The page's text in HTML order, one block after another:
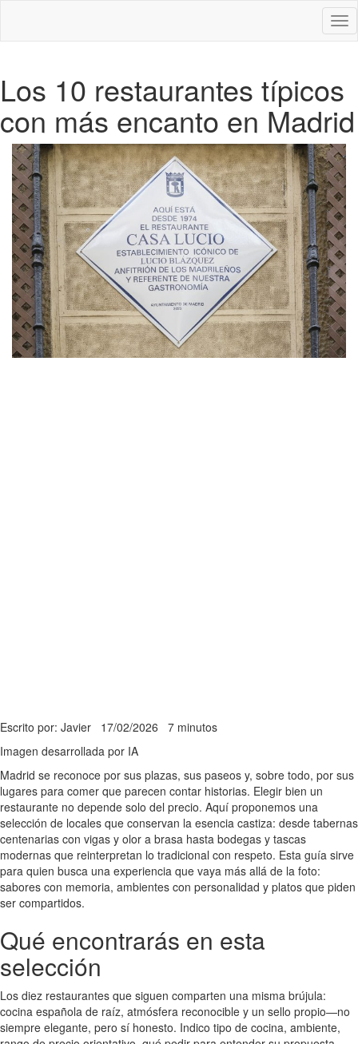
Los 10 restaurantes típicos
con más encanto en Madrid
Escrito por: Javier 17/02/2026 7 minutos
Imagen desarrollada por IA
Madrid se reconoce por sus plazas, sus paseos y, sobre todo, por sus
lugares para comer que parecen contar historias. Elegir bien un
restaurante no depende solo del precio. Aquí proponemos una
selección de locales que conservan la esencia castiza: desde tabernas
centenarias con vigas y olor a brasa hasta bodegas y tascas
modernas que reinterpretan lo tradicional con respeto. Esta guía sirve
para quien busca una experiencia que vaya más allá de la foto:
sabores con memoria, ambientes con personalidad y platos que piden
ser compartidos.
Qué encontrarás en esta
selección
Los diez restaurantes que siguen comparten una misma brújula:
cocina española de raíz, atmósfera reconocible y un sello propio—no
siempre elegante, pero sí honesto. Indico tipo de cocina, ambiente,